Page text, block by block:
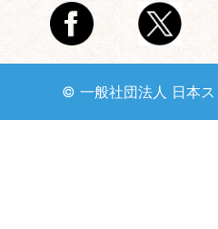
© 一般社団法人 日本